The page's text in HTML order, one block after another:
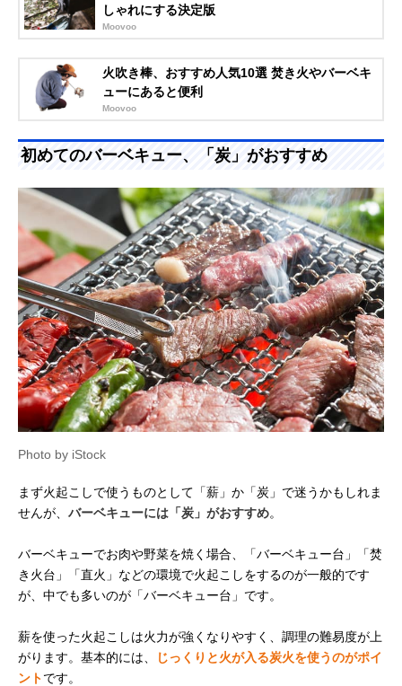
しゃれにする決定版
Moovoo
火吹き棒、おすすめ人気10選 焚き火やバーベキ
ューにあると便利
Moovoo
初めてのバーベキュー、「炭」がおすすめ
Photo by iStock
まず火起こしで使うものとして「薪」か「炭」で迷うかもしれま
せんが、 バーベキューには「炭」がおすすめ。
バーベキューでお肉や野菜を焼く場合、「バーベキュー台」「焚
き火台」「直火」などの環境で火起こしをするのが一般的です
が、中でも多いのが「バーベキュー台」です。
薪を使った火起こしは火力が強くなりやすく、調理の難易度が上
がります。基本的には、
じっくりと火が入る炭火を使うのがポイ
ントです。